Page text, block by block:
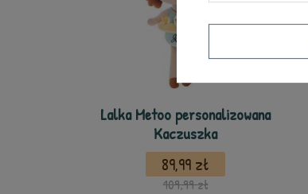
Lalka Metoo personalizowana
Kaczuszka
89,99 zł
109,99 zł